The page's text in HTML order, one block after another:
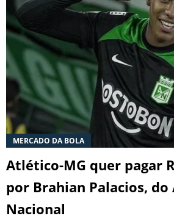
MERCADO DA BOLA
Atlético-MG quer pagar
por Brahian Palacios,
Nacional